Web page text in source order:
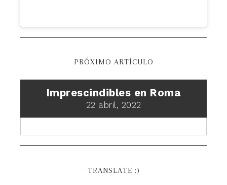
PRÓXIMO ARTÍCULO
Imprescindibles en Roma
22 abril, 2022
TRANSLATE :)